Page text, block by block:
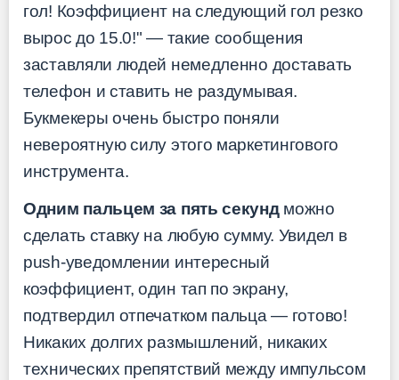
гол! Коэффициент на следующий гол резко
вырос до 15.0!" — такие сообщения
заставляли людей немедленно доставать
телефон и ставить не раздумывая.
Букмекеры очень быстро поняли
невероятную силу этого маркетингового
инструмента.
Одним пальцем за пять секундможно
сделать ставку на любую сумму. Увидел в
push-уведомлении интересный
коэффициент, один тап по экрану,
подтвердил отпечатком пальца — готово!
Никаких долгих размышлений, никаких
технических препятствий между импульсом